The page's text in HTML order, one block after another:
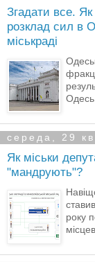
Згадати все. Як
розклад сил в
міськраді
середа, 29
Як міськи
"мандрують"?
року